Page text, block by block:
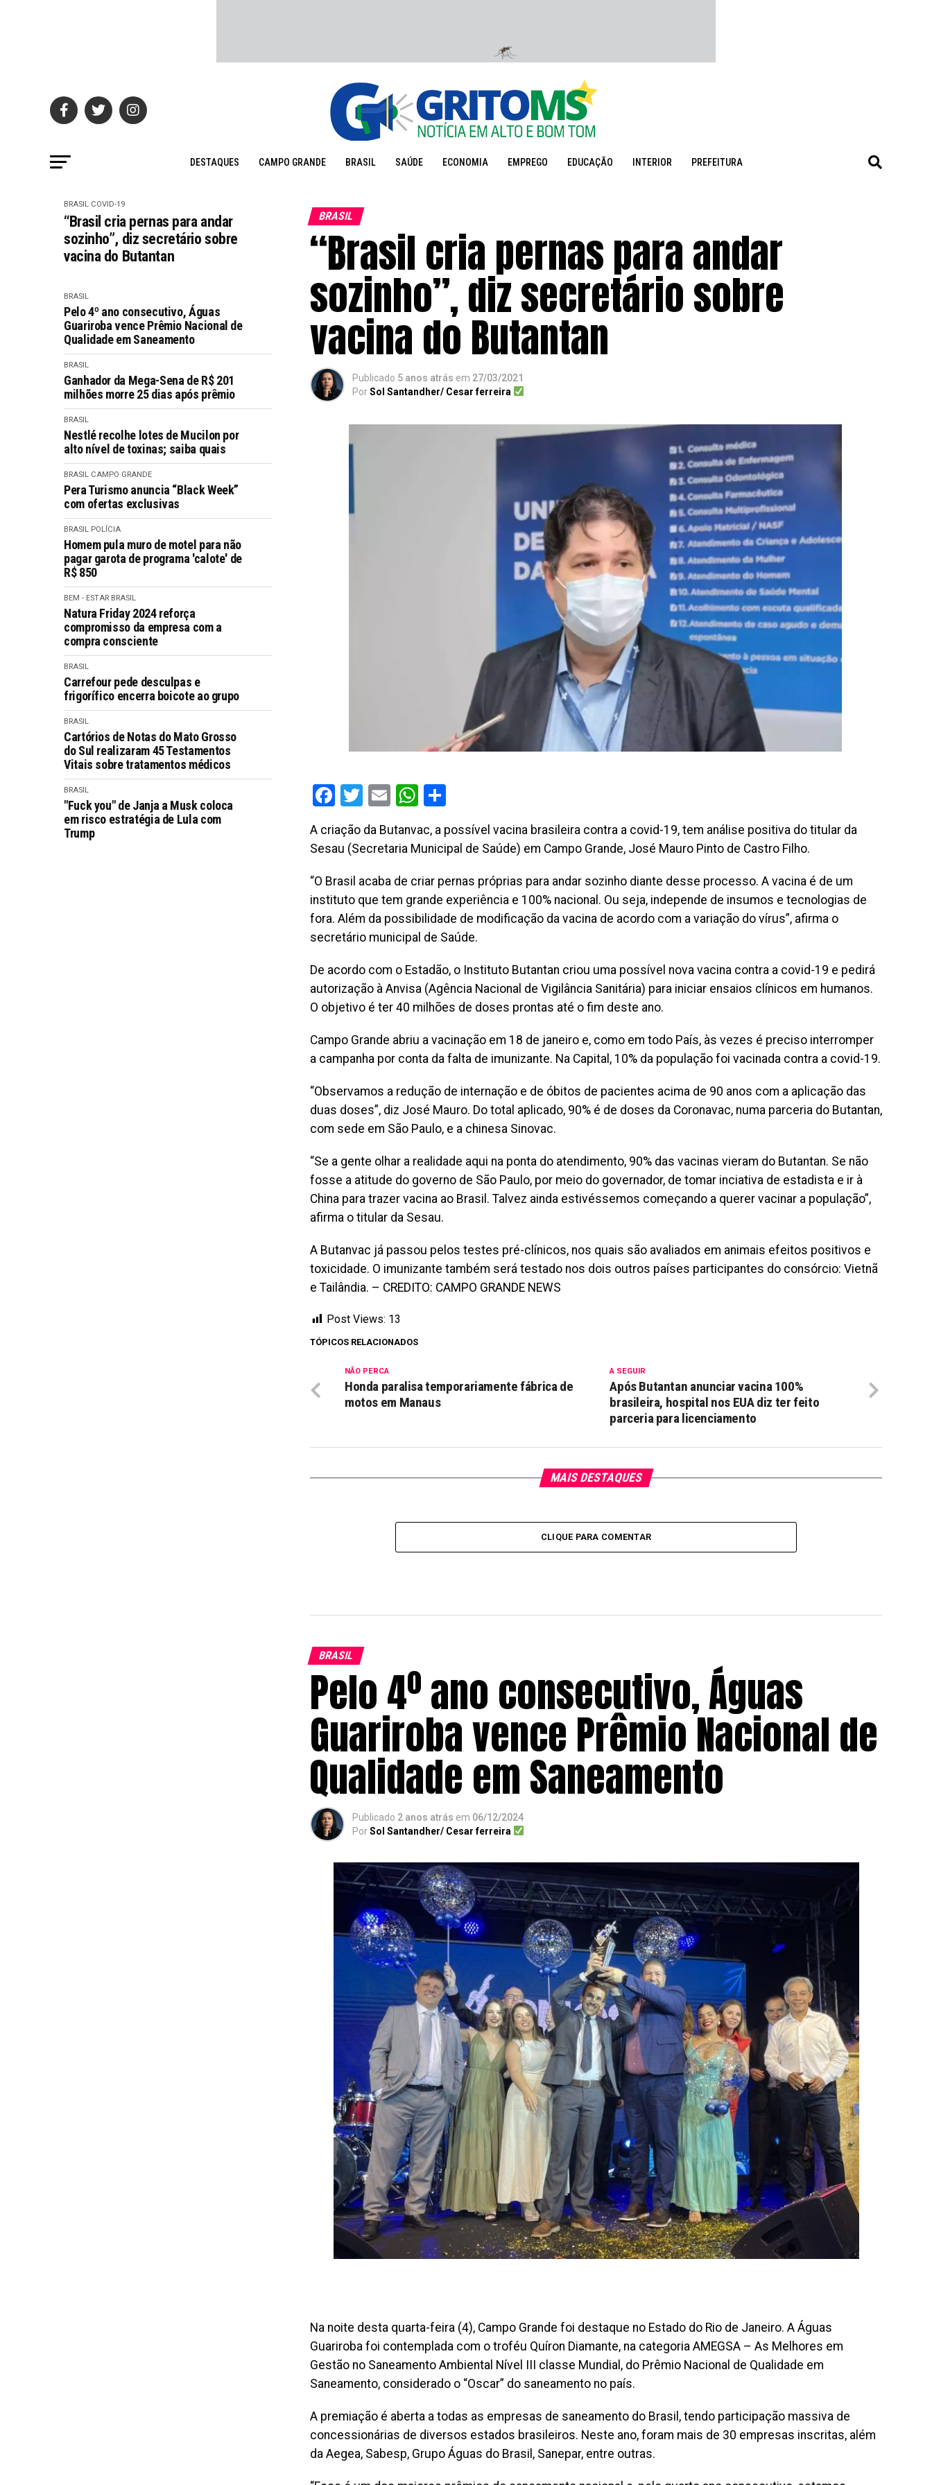
DESTAQUES CAMPO GRANDE BRASIL SAÚDE ECONOMIA EMPREGO EDUCAÇÃO INTERIOR PREFEITURA
BRASIL COVID-19
“Brasil cria pernas para andar
sozinho”, diz secretário sobre
vacina do Butantan
BRASIL
Pelo 4º ano consecutivo, Águas
Guariroba vence Prêmio Nacional de
Qualidade em Saneamento
BRASIL
Ganhador da Mega-Sena de R$ 201
milhões morre 25 dias após prêmio
BRASIL
Nestlé recolhe lotes de Mucilon por
alto nível de toxinas; saiba quais
BRASIL CAMPO GRANDE
Pera Turismo anuncia “Black Week”
com ofertas exclusivas
BRASIL POLÍCIA
Homem pula muro de motel para não
pagar garota de programa 'calote' de
R$ 850
BEM - ESTAR BRASIL
Natura Friday 2024 reforça
compromisso da empresa com a
compra consciente
BRASIL
Carrefour pede desculpas e
frigorífico encerra boicote ao grupo
BRASIL
Cartórios de Notas do Mato Grosso
do Sul realizaram 45 Testamentos
Vitais sobre tratamentos médicos
BRASIL
"Fuck you" de Janja a Musk coloca
em risco estratégia de Lula com
Trump
BRASIL
“Brasil cria pernas para andar
sozinho”, diz secretário sobre
vacina do Butantan
Publicado 5 anos atrás em 27/03/2021
PorSol Santandher/ Cesar ferreira
Facebook
Twitter
EmailWhatsApp
A criação da Butanvac, a possível vacina brasileira contra a covid-19, tem análise positiva do titular da
Sesau (Secretaria Municipal de Saúde) em Campo Grande, José Mauro Pinto de Castro Filho.
“O Brasil acaba de criar pernas próprias para andar sozinho diante desse processo. A vacina é de um
instituto que tem grande experiência e 100% nacional. Ou seja, independe de insumos e tecnologias de
fora. Além da possibilidade de modificação da vacina de acordo com a variação do vírus”, afirma o
secretário municipal de Saúde.
De acordo com o Estadão, o Instituto Butantan criou uma possível nova vacina contra a covid-19 e pedirá
autorização à Anvisa (Agência Nacional de Vigilância Sanitária) para iniciar ensaios clínicos em humanos.
O objetivo é ter 40 milhões de doses prontas até o fim deste ano.
Campo Grande abriu a vacinação em 18 de janeiro e, como em todo País, às vezes é preciso interromper
a campanha por conta da falta de imunizante. Na Capital, 10% da população foi vacinada contra a covid-19.
“Observamos a redução de internação e de óbitos de pacientes acima de 90 anos com a aplicação das
duas doses”, diz José Mauro. Do total aplicado, 90% é de doses da Coronavac, numa parceria do Butantan,
com sede em São Paulo, e a chinesa Sinovac.
“Se a gente olhar a realidade aqui na ponta do atendimento, 90% das vacinas vieram do Butantan. Se não
fosse a atitude do governo de São Paulo, por meio do governador, de tomar inciativa de estadista e ir à
China para trazer vacina ao Brasil. Talvez ainda estivéssemos começando a querer vacinar a população”,
afirma o titular da Sesau.
A Butanvac já passou pelos testes pré-clínicos, nos quais são avaliados em animais efeitos positivos e
toxicidade. O imunizante também será testado nos dois outros países participantes do consórcio: Vietnã
e Tailândia. – CREDITO: CAMPO GRANDE NEWS
Post Views: 13
TÓPICOS RELACIONADOS
A SEGUIR
Após Butantan anunciar vacina 100%
brasileira, hospital nos EUA diz ter feito
parceria para licenciamento
NÃO PERCA
Honda paralisa temporariamente fábrica de
motos em Manaus
MAIS DESTAQUES
CLIQUE PARA COMENTAR
BRASIL
Pelo 4º ano consecutivo, Águas
Guariroba vence Prêmio Nacional de
Qualidade em Saneamento
Publicado 2 anos atrás em 06/12/2024
PorSol Santandher/ Cesar ferreira
Na noite desta quarta-feira (4), Campo Grande foi destaque no Estado do Rio de Janeiro. A Águas
Guariroba foi contemplada com o troféu Quíron Diamante, na categoria AMEGSA – As Melhores em
Gestão no Saneamento Ambiental Nível III classe Mundial, do Prêmio Nacional de Qualidade em
Saneamento, considerado o “Oscar” do saneamento no país.
A premiação é aberta a todas as empresas de saneamento do Brasil, tendo participação massiva de
concessionárias de diversos estados brasileiros. Neste ano, foram mais de 30 empresas inscritas, além
da Aegea, Sabesp, Grupo Águas do Brasil, Sanepar, entre outras.